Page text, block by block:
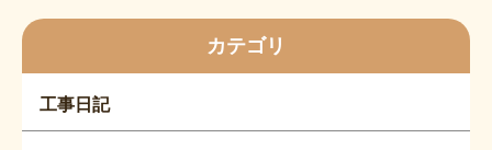
カテゴリ
工事日記